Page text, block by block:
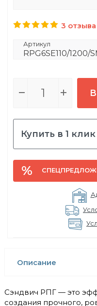
3 отзыва
Артикул
RPG6SE110/1200/
Купить в 1 клик
Описание
Сэндвич РПГ — это
создания прочного,